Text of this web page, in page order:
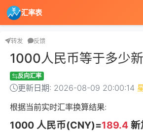
汇率表
转发 反馈
1000人民币等于多少
反向汇率
更新日期: 2026-08-09 20:00:14
根据当前实时汇率换算结果:
1000 人民币(CNY)=189.4新